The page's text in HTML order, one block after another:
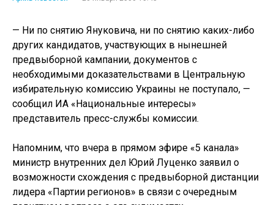
— Ни по снятию Януковича, ни по снятию каких-либо
других кандидатов, участвующих в нынешней
предвыборной кампании, документов с
необходимыми доказательствами в Центральную
избирательную комиссию Украины не поступало, —
сообщил ИА «Национальные интересы»
представитель пресс-службы комиссии.
Напомним, что вчера в прямом эфире «5 канала»
министр внутренних дел Юрий Луценко заявил о
возможности схождения с предвыборной дистанции
лидера «Партии регионов» в связи с очередным